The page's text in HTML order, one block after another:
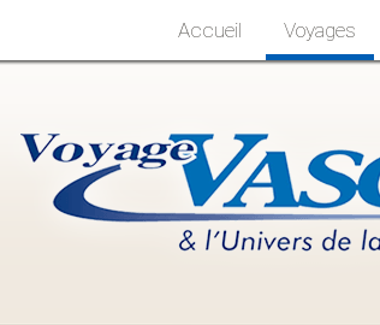
Accueil Voyages